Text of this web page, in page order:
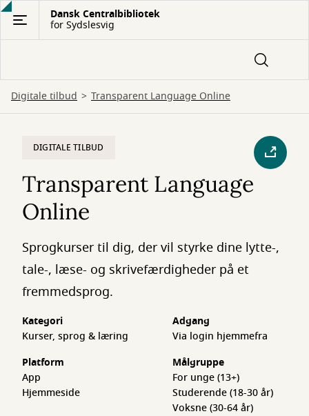
Gå
hovedindhold
Dansk Centralbibliotek
for Sydslesvig
Digitale tilbud Transparent Language Online
DIGITALE TILBUD
Transparent Language
Online
Sprogkurser til dig, der vil styrke dine lytte-,
tale-, læse- og skrivefærdigheder på et
fremmedsprog.
Kategori
Kurser, sprog & læring
Adgang
Via login hjemmefra
Platform
App
Hjemmeside
Målgruppe
For unge (13+)
Studerende (18-30 år)
Voksne (30-64 år)